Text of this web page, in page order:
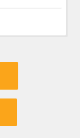
Articolo
Articolo